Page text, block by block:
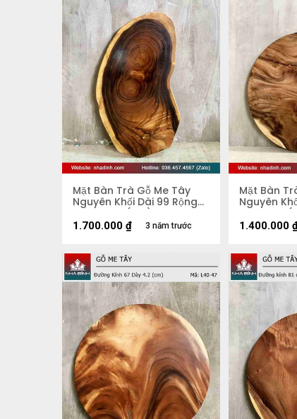
Mặt Bàn Trà Gỗ Me Tây
Nguyên Khối Dài 99 Rộng
51 Dày 5,2 (cm)
3 năm trước
1.700.000 ₫
Mặt Bàn
Nguyên
70 Dày 4
1.400.000